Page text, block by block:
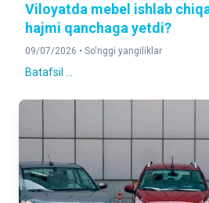
Viloyatda mebel ishlab
hajmi qanchaga yetdi?
09/07/2026 • So'nggi yangiliklar
Batafsil ...